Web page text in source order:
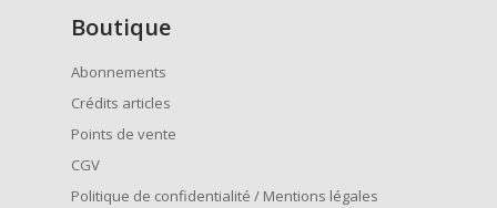
Boutique
Abonnements
Crédits articles
Points de vente
CGV
Politique de confidentialité / Mentions légales